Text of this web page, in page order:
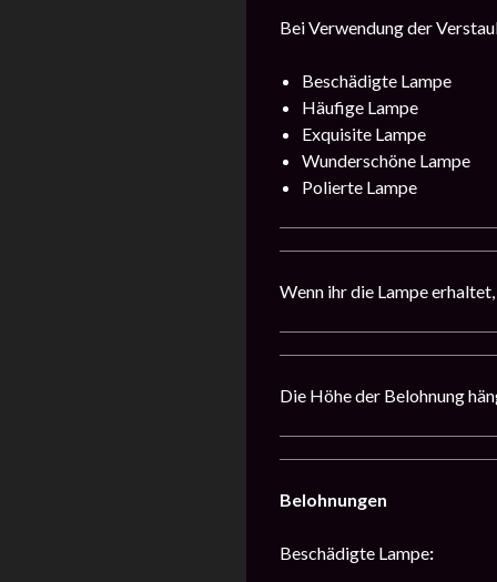
Bei Verwendung der
Beschädigte Lampe
Häufige Lampe
Exquisite Lampe
Wunderschöne Lampe
Polierte Lampe
Wenn ihr die Lampe
Die Höhe der Belohnung
Belohnungen
Beschädigte Lampe: